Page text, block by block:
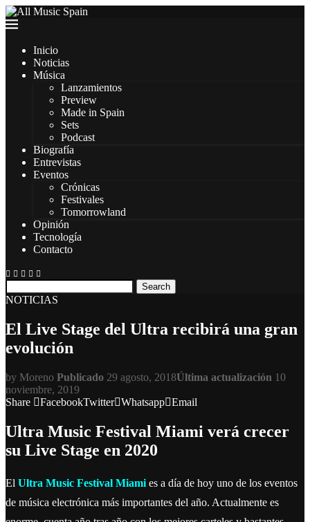
Inicio
Noticias
Música
Lanzamientos
Preview
Made in Spain
Sets
Podcast
Biografía
Entrevistas
Eventos
Crónicas
Festivales
Tomorrowland
Opinión
Tecnología
Contacto
Search
NOTICIAS
El Live Stage del Ultra recibirá una gran
evolución
by Moreno Publicado 29 agosto, 2018Última actualización 10
noviembre, 2019
Share
FacebookTwitter Whatsapp Email
Ultra Music Festival Miami verá crecer
su Live Stage en 2020
El Ultra Music Festival Miami es a día de hoy uno de los eventos
de música electrónica más importantes del año. Actualmente es